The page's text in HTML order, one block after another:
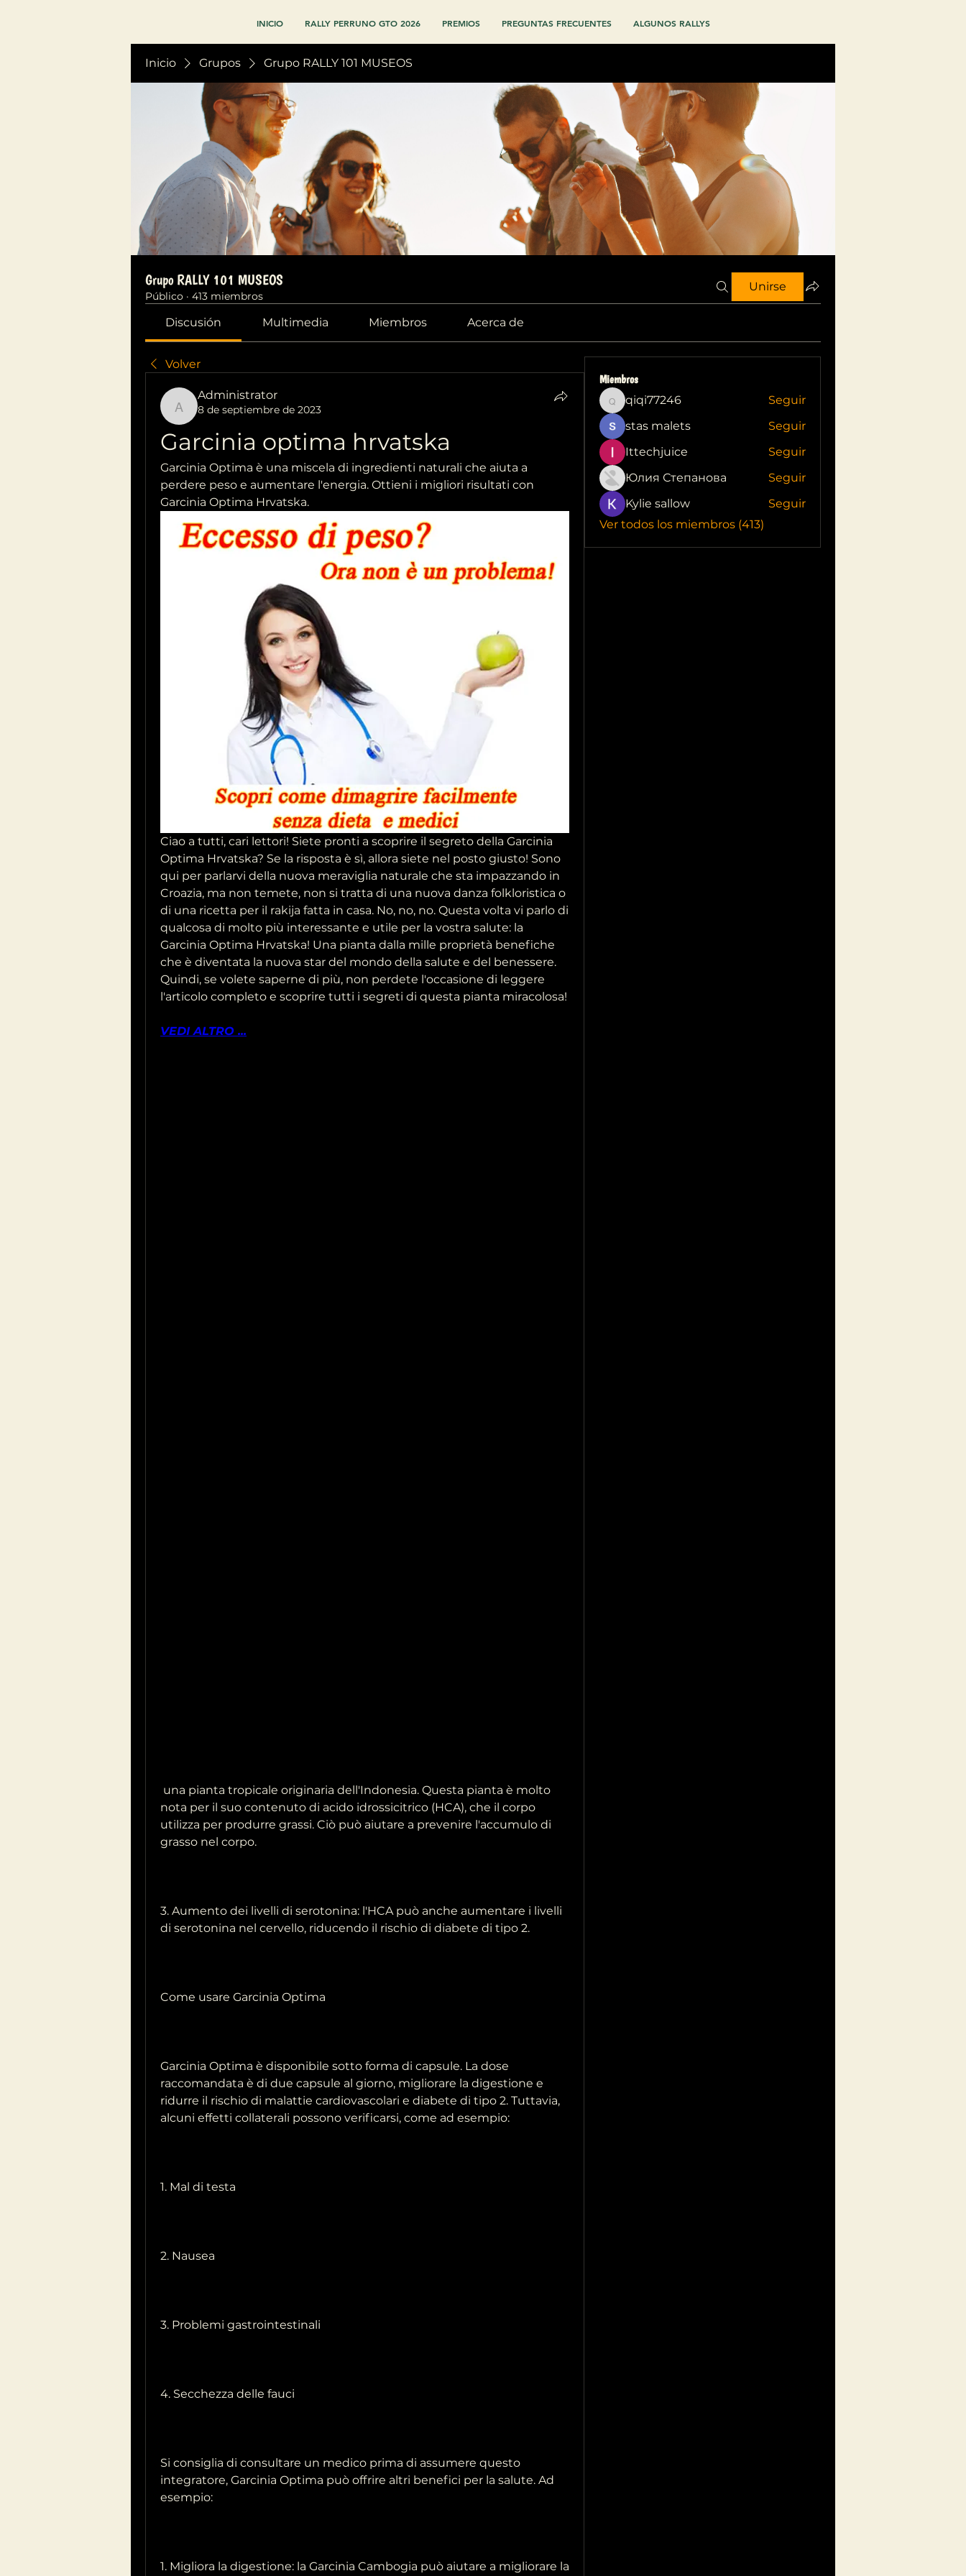
INICIO RALLY PERRUNO GTO 2026 PREMIOS PREGUNTAS FRECUENTES ALGUNOS RALLYS
Inicio Grupos Grupo RALLY 101 MUSEOS
Grupo RALLY 101 MUSEOS
Público · 413 miembros
Unirse
Discusión Multimedia Miembros Acerca de
Volver
Administrator
Administrator
8 de septiembre de 2023
Garcinia optima hrvatska
Garcinia Optima è una miscela di ingredienti naturali che aiuta a
perdere peso e aumentare l'energia. Ottieni i migliori risultati con
Garcinia Optima Hrvatska.
Ciao a tutti, cari lettori! Siete pronti a scoprire il segreto della Garcinia
Optima Hrvatska? Se la risposta è sì, allora siete nel posto giusto! Sono
qui per parlarvi della nuova meraviglia naturale che sta impazzando in
Croazia, ma non temete, non si tratta di una nuova danza folkloristica o
di una ricetta per il rakija fatta in casa. No, no, no. Questa volta vi parlo di
qualcosa di molto più interessante e utile per la vostra salute: la
Garcinia Optima Hrvatska! Una pianta dalla mille proprietà benefiche
che è diventata la nuova star del mondo della salute e del benessere.
Quindi, se volete saperne di più, non perdete l'occasione di leggere
l'articolo completo e scoprire tutti i segreti di questa pianta miracolosa!
VEDI ALTRO ...
nota per il suo contenuto di acido idrossicitrico (HCA), che il corpo
utilizza per produrre grassi. Ciò può aiutare a prevenire l'accumulo di
grasso nel corpo.
3. Aumento dei livelli di serotonina: l'HCA può anche aumentare i livelli
di serotonina nel cervello, riducendo il rischio di diabete di tipo 2.
Come usare Garcinia Optima
Garcinia Optima è disponibile sotto forma di capsule. La dose
raccomandata è di due capsule al giorno, migliorare la digestione e
ridurre il rischio di malattie cardiovascolari e diabete di tipo 2. Tuttavia,
alcuni effetti collaterali possono verificarsi, come ad esempio:
1. Mal di testa
2. Nausea
3. Problemi gastrointestinali
4. Secchezza delle fauci
Si consiglia di consultare un medico prima di assumere questo
integratore, Garcinia Optima può offrire altri benefici per la salute. Ad
esempio:
1. Migliora la digestione: la Garcinia Cambogia può aiutare a migliorare la
Miembros
qiqi77246
qiqi77246
Seguir
stas malets
Seguir
Ittechjuice
Seguir
Юлия Степанова
Seguir
Kylie sallow
Seguir
Ver todos los miembros (413)